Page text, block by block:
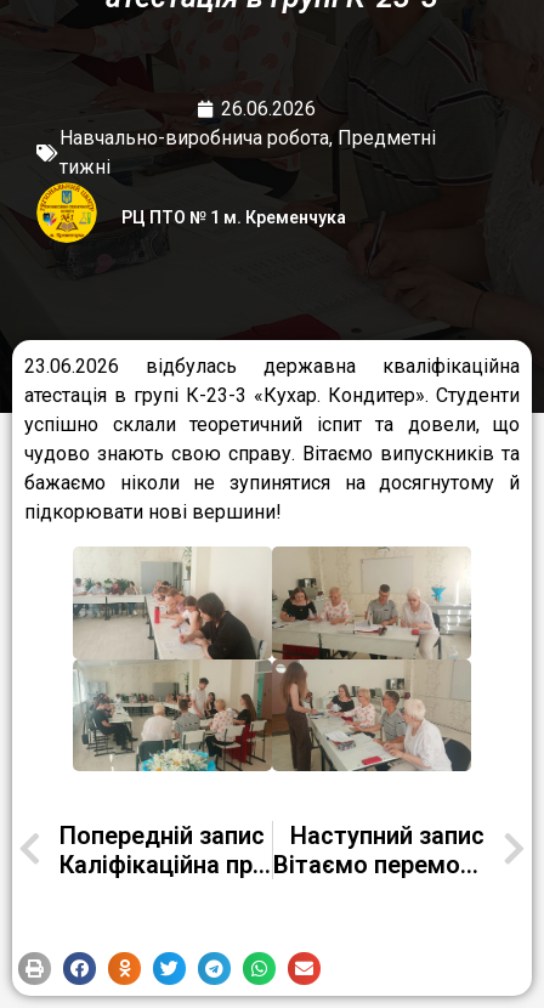
26.06.2026
Навчально-виробнича робота, Предметні
тижні
РЦ ПТО № 1 м. Кременчука
23.06.2026 відбулась державна кваліфікаційна
атестація в групі К-23-3 «Кухар. Кондитер». Студенти
успішно склали теоретичний іспит та довели, що
чудово знають свою справу. Вітаємо випускників та
бажаємо ніколи не зупинятися на досягнутому й
підкорювати нові вершини!
Попередній запис
Каліфікаційна пробна робота з професії “Кондитер” 3 розряду у групі К-23-3
Наступний запис
Вітаємо переможців обласного конкурсу «Нове покоління»!